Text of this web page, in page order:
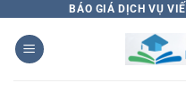
qua
nội
BÁO GIÁ DỊCH VỤ